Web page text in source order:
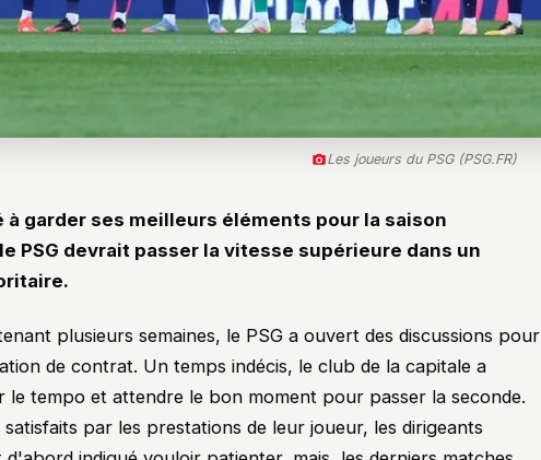
Les joueurs du PSG (PSG.FR)
à garder ses meilleurs éléments pour la saison
PSG devrait passer la vitesse supérieure dans un
plusieurs semaines, le PSG a ouvert des discussions pour
de contrat. Un temps indécis, le club de la capitale a
le tempo et attendre le bon moment pour passer la seconde.
par les prestations de leur joueur, les dirigeants